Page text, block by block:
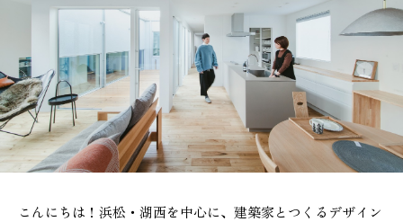
CASE
GALLERY
施工ギャラリー
スタッフブログ
こんにちは！浜松・湖西を中心に、建築家とつくるデザイン